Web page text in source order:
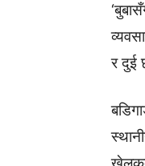
र दुई